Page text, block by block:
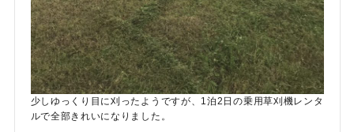
少しゆっくり目に刈ったようですが、1泊2日の乗用草刈機レンタ
ルで全部きれいになりました。